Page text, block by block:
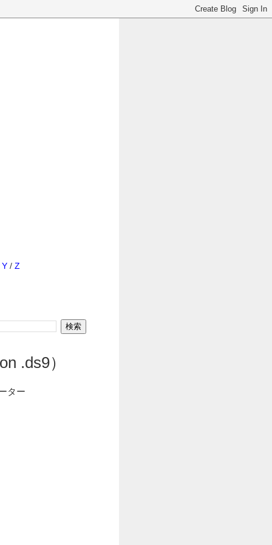
Y / Z
.ds9）
ター